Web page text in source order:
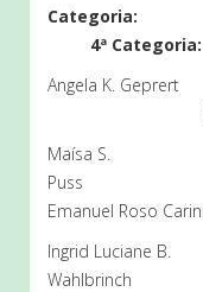
4ª Categoria:
Angela
Yasmin
Maísa S.
Emanuel Roso Carini
Ingrid Luciane B.